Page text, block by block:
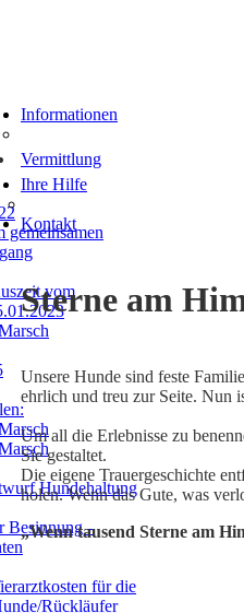
gemeinsamen
vom
Hundehaltung
Besinnung -
für die
Rückläufer
Informationen
Vermittlung
Ihre Hilfe
Kontakt
Sterne am
Unsere Hunde sind feste
ehrlich und treu zur Seite. Nun
Um all die Erlebnisse zu
Sie gestaltet.
Die eigene Trauergeschichte
holen. Wenn das Gute, was
„Wenn tausend Sterne am